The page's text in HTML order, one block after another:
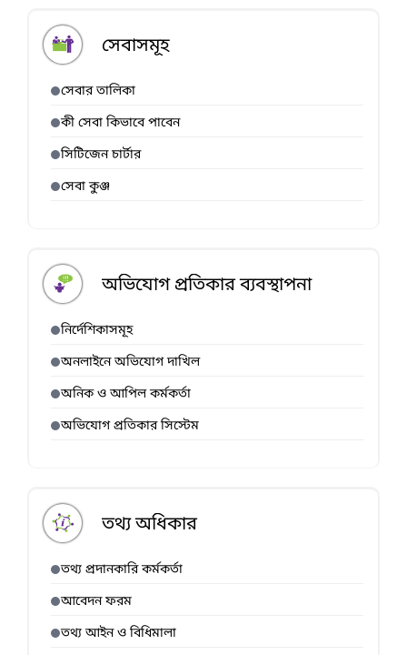
সেবাসমূহ
সেবার তালিকা
কী সেবা কিভাবে পাবেন
সিটিজেন চার্টার
সেবা কুঞ্জ
অভিযোগ প্রতিকার ব্যবস্থাপনা
নির্দেশিকাসমূহ
অনলাইনে অভিযোগ দাখিল
অনিক ও আপিল কর্মকর্তা
অভিযোগ প্রতিকার সিস্টেম
তথ্য অধিকার
তথ্য প্রদানকারি কর্মকর্তা
আবেদন ফরম
তথ্য আইন ও বিধিমালা